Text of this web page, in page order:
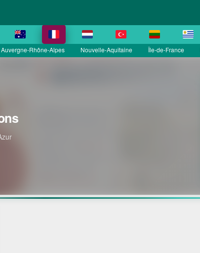
Auvergne-Rhône-Alpes Nouvelle-Aquitaine Île-de-France